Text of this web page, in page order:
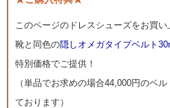
このページのドレスシューズをお買い
靴と同色の隠しオメガタイプベルト
特別価格でご提供！
（単品でお求めの場合44,000円のベ
ております）